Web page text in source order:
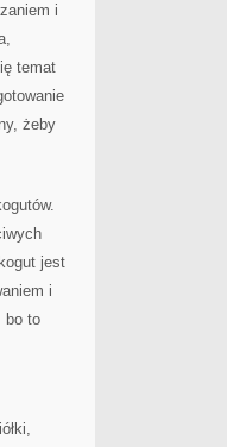
i
temat
żeby
jest
i
bo to